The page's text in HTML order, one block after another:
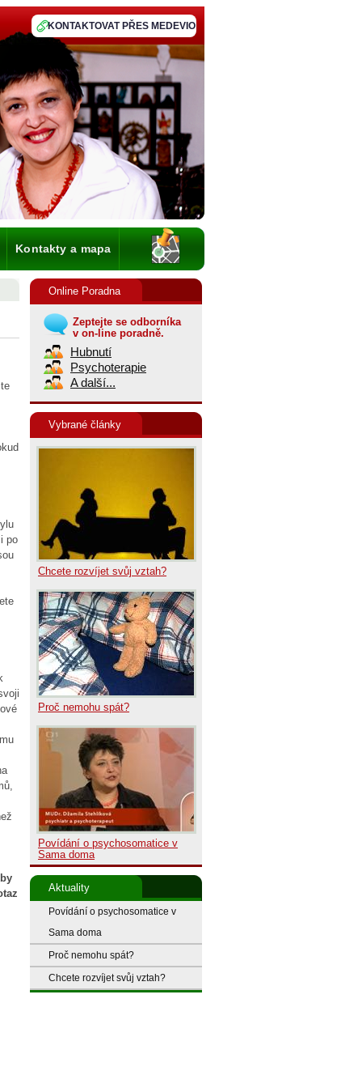
KONTAKTOVAT PŘES MEDEVIO
Kontakty a mapa
po
Online Poradna
Zeptejte se odborníka
v on-line poradně.
Hubnutí
Psychoterapie
A další...
Vybrané články
Chcete rozvíjet svůj vztah?
Proč nemohu spát?
Povídání o psychosomatice v
Sama doma
Aktuality
Povídání o psychosomatice v
Sama doma
Proč nemohu spát?
Chcete rozvíjet svůj vztah?